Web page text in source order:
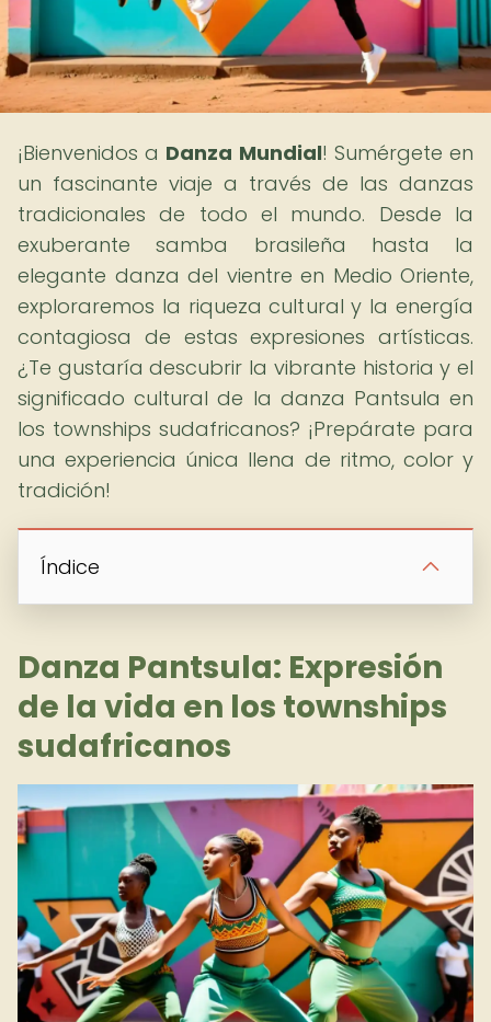
¡Bienvenidos a Danza Mundial! Sumérgete en
un fascinante viaje a través de las danzas
tradicionales de todo el mundo. Desde la
exuberante samba brasileña hasta la
elegante danza del vientre en Medio Oriente,
exploraremos la riqueza cultural y la energía
contagiosa de estas expresiones artísticas.
¿Te gustaría descubrir la vibrante historia y el
significado cultural de la danza Pantsula en
los townships sudafricanos? ¡Prepárate para
una experiencia única llena de ritmo, color y
tradición!
Índice
Danza Pantsula: Expresión
de la vida en los townships
sudafricanos